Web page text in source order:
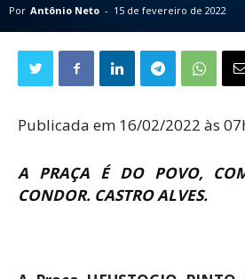
Por Antônio Neto - 15 de fevereiro de 2022
Publicada em 16/02/2022 às
A PRAÇA É DO POVO,
CONDOR. CASTRO ALVES.